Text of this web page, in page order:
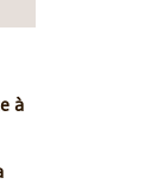
à